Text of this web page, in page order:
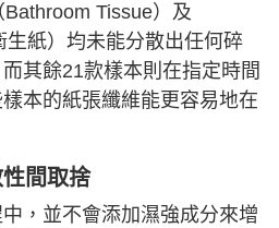
Tissue）及
生紙）均未能分散出任何碎
其餘21款樣本則在指定時間
本的紙張纖維能更容易地在
間取捨
，並不會添加濕強成分來增